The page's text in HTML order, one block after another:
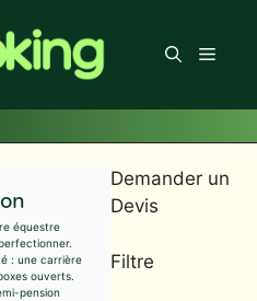
Menu
équestre
: une carrière
ouverts.
pension
Demander un
Devis
Filtre